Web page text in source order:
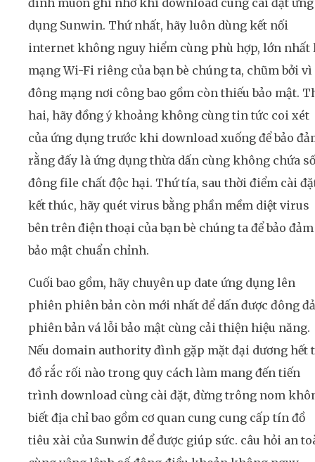
dụng Sunwin. Thứ nhất, hãy luôn dùng kết nối
internet không nguy hiểm cùng phù hợp, lớn nhất
mạng Wi-Fi riêng của bạn bè chúng ta, chũm bởi vì
đông mạng nơi công bao gồm còn thiếu bảo mật.
hai, hãy đồng ý khoảng không cùng tin tức coi xét
của ứng dụng trước khi download xuống để bảo
rằng đấy là ứng dụng thừa dấn cùng không chứa số
đông file chất độc hại. Thứ tía, sau thời điểm cài
kết thúc, hãy quét virus bằng phần mềm diệt virus
bên trên điện thoại của bạn bè chúng ta để bảo đảm
bảo mật chuẩn chỉnh.
Cuối bao gồm, hãy chuyên up date ứng dụng lên
phiên phiên bản còn mới nhất để dấn được đông
phiên bản vá lỗi bảo mật cùng cải thiện hiệu năng.
Nếu domain authority đình gặp mặt đại dương hết
đồ rắc rối nào trong quy cách làm mang đến tiến
trình download cùng cài đặt, đừng trông nom
biết địa chỉ bao gồm cơ quan cung cung cấp tín đồ
tiêu xài của Sunwin để được giúp sức. câu hỏi an